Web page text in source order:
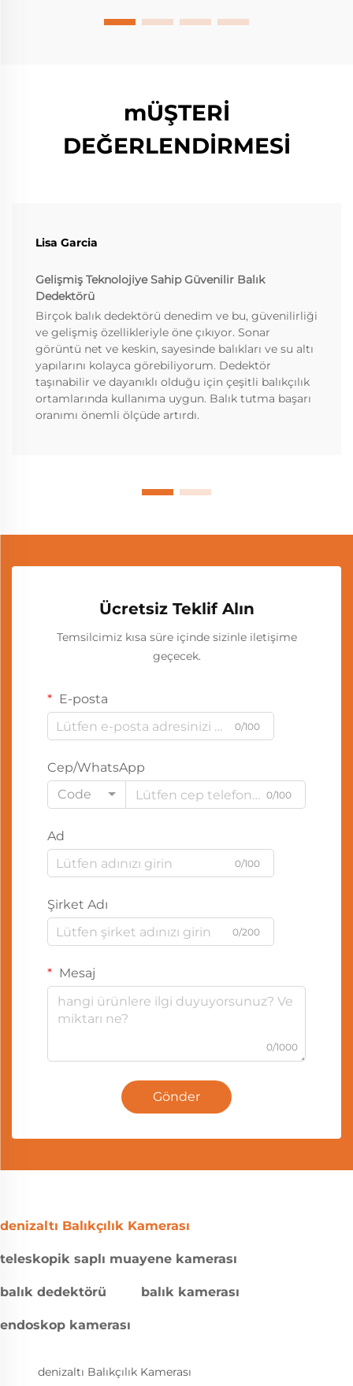
mÜŞTERİ
DEĞERLENDİRMESİ
Lisa Garcia
Gelişmiş Teknolojiye Sahip Güvenilir Balık
Dedektörü
Birçok balık dedektörü denedim ve bu, güvenilirliği
ve gelişmiş özellikleriyle öne çıkıyor. Sonar
görüntü net ve keskin, sayesinde balıkları ve su altı
yapılarını kolayca görebiliyorum. Dedektör
taşınabilir ve dayanıklı olduğu için çeşitli balıkçılık
ortamlarında kullanıma uygun. Balık tutma başarı
oranımı önemli ölçüde artırdı.
Ücretsiz Teklif Alın
Temsilcimiz kısa süre içinde sizinle iletişime
geçecek.
E-posta
0/100
Cep/WhatsApp
Code
0/100
Ad
0/100
Şirket Adı
0/200
Mesaj
0/1000
Gönder
denizaltı Balıkçılık Kamerası
teleskopik saplı muayene kamerası
balık dedektörü balık kamerası
endoskop kamerası
denizaltı Balıkçılık Kamerası